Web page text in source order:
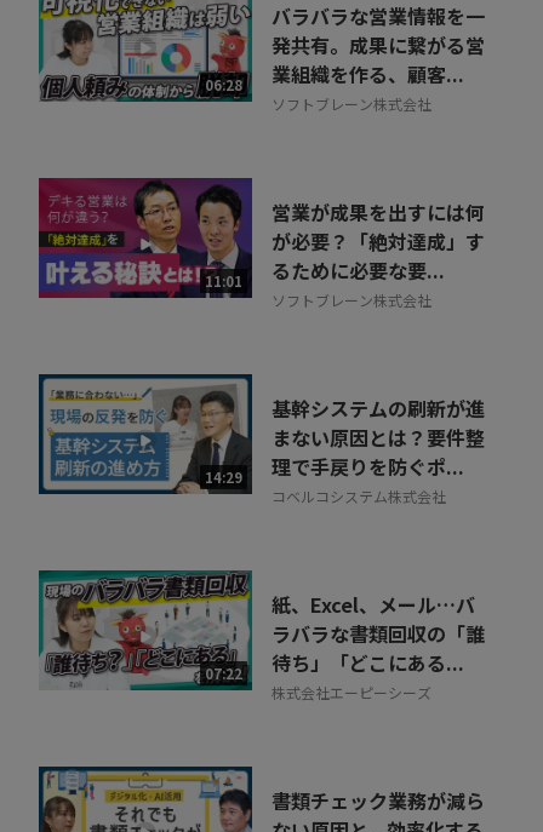
06:28
バラバラな営業情報を一
発共有。成果に繋がる営
業組織を作る、顧客...
ソフトブレーン株式会社
11:01
営業が成果を出すには何
が必要？「絶対達成」す
るために必要な要...
ソフトブレーン株式会社
14:29
基幹システムの刷新が進
まない原因とは？要件整
理で手戻りを防ぐポ...
コベルコシステム株式会社
07:22
紙、Excel、メール…バ
ラバラな書類回収の「誰
待ち」「どこにある...
株式会社エーピーシーズ
書類チェック業務が減ら